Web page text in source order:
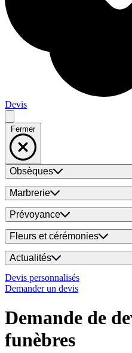
Devis
Fermer
Obsèques
Marbrerie
Prévoyance
Fleurs et cérémonies
Actualités
Devis personnalisés
Demander un devis
Demande de
funèbres